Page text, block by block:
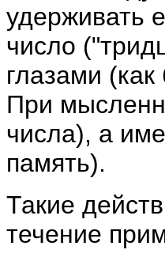
удерживать
число
глазами
При
числа), а
память).
Такие
течение